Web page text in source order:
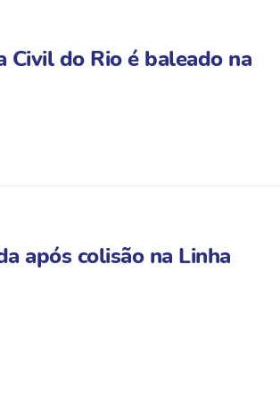
do Rio é baleado na
após colisão na Linha